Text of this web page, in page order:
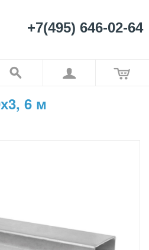
+7(495) 646-02-64
6 м